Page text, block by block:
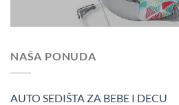
NAŠA PONUDA
AUTO SEDIŠTA ZA BEBE I DECU